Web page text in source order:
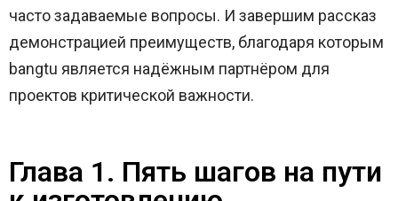
часто задаваемые вопросы. И завершим рассказ
демонстрацией преимуществ, благодаря которым
bangtu является надёжным партнёром для
проектов критической важности.
Глава 1. Пять шагов на пути